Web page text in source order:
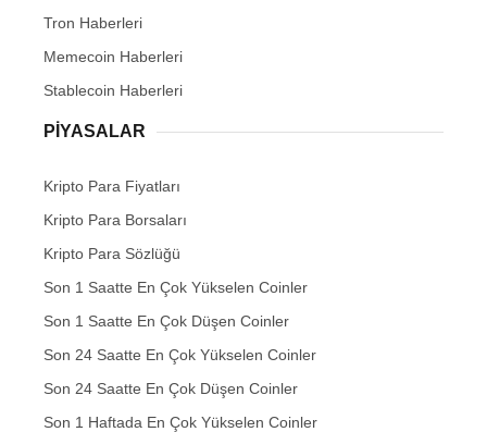
Tron Haberleri
Memecoin Haberleri
Stablecoin Haberleri
PIYASALAR
Kripto Para Fiyatları
Kripto Para Borsaları
Kripto Para Sözlüğü
Son 1 Saatte En Çok Yükselen Coinler
Son 1 Saatte En Çok Düşen Coinler
Son 24 Saatte En Çok Yükselen Coinler
Son 24 Saatte En Çok Düşen Coinler
Son 1 Haftada En Çok Yükselen Coinler